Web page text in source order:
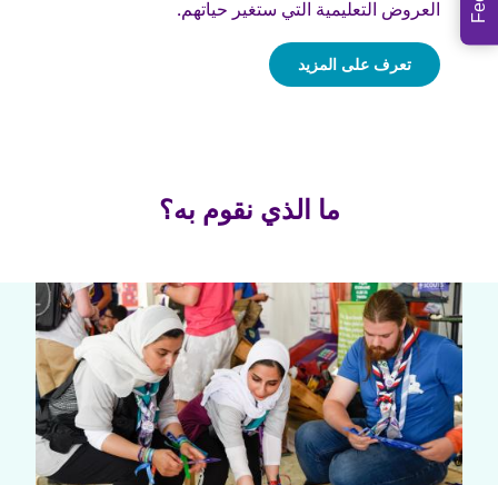
العروض التعليمية التي ستغير حياتهم.
تعرف على المزيد
ما الذي نقوم به؟